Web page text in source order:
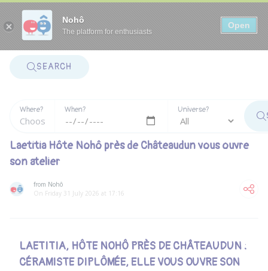
Nohô
The platform for enthusiasts
Open
SEARCH
Where? When? Universe?
Laetitia Hôte Nohô près de Châteaudun vous ouvre
son atelier
from Nohô
On Friday 31 July 2026 at 17:16
LAETITIA, HÔTE NOHÔ PRÈS DE CHÂTEAUDUN :
CÉRAMISTE DIPLÔMÉE, ELLE VOUS OUVRE SON
Panneau de gestion des cookies